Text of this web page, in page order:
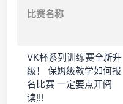
比赛名称
VK杯系列训练赛全新升
级！ 保姆级教学如何报
名比赛 一定要点开阅
读!!!